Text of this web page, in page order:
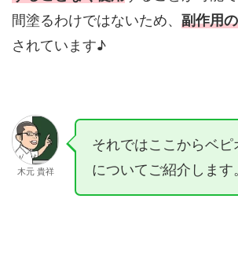
間塗るわけではないため、 副作用
されています♪
木元 貴祥
それではここからベ
についてご紹介します